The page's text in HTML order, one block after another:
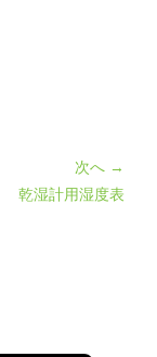
次へ →
乾湿計用湿度表